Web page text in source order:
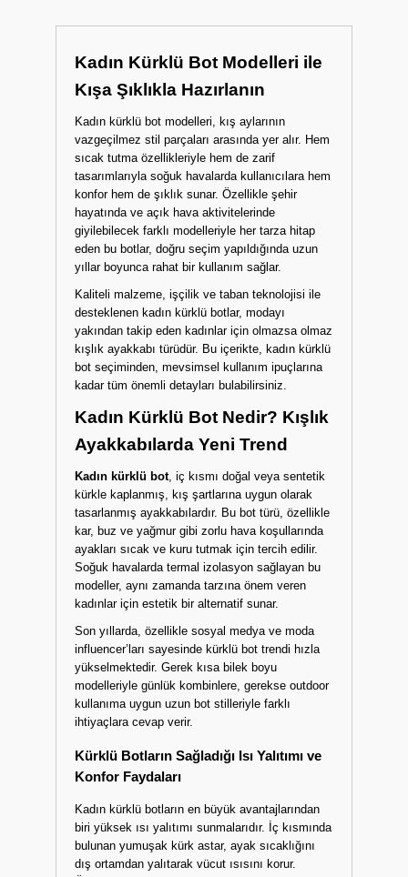
Kadın Kürklü Bot Modelleri ile
Kışa Şıklıkla Hazırlanın
Kadın kürklü bot modelleri, kış aylarının
vazgeçilmez stil parçaları arasında yer alır. Hem
sıcak tutma özellikleriyle hem de zarif
tasarımlarıyla soğuk havalarda kullanıcılara hem
konfor hem de şıklık sunar. Özellikle şehir
hayatında ve açık hava aktivitelerinde
giyilebilecek farklı modelleriyle her tarza hitap
eden bu botlar, doğru seçim yapıldığında uzun
yıllar boyunca rahat bir kullanım sağlar.
Kaliteli malzeme, işçilik ve taban teknolojisi ile
desteklenen kadın kürklü botlar, modayı
yakından takip eden kadınlar için olmazsa olmaz
kışlık ayakkabı türüdür. Bu içerikte, kadın kürklü
bot seçiminden, mevsimsel kullanım ipuçlarına
kadar tüm önemli detayları bulabilirsiniz.
Kadın Kürklü Bot Nedir? Kışlık
Ayakkabılarda Yeni Trend
Kadın kürklü bot, iç kısmı doğal veya sentetik
kürkle kaplanmış, kış şartlarına uygun olarak
tasarlanmış ayakkabılardır. Bu bot türü, özellikle
kar, buz ve yağmur gibi zorlu hava koşullarında
ayakları sıcak ve kuru tutmak için tercih edilir.
Soğuk havalarda termal izolasyon sağlayan bu
modeller, aynı zamanda tarzına önem veren
kadınlar için estetik bir alternatif sunar.
Son yıllarda, özellikle sosyal medya ve moda
influencer’ları sayesinde kürklü bot trendi hızla
yükselmektedir. Gerek kısa bilek boyu
modelleriyle günlük kombinlere, gerekse outdoor
kullanıma uygun uzun bot stilleriyle farklı
ihtiyaçlara cevap verir.
Kürklü Botların Sağladığı Isı Yalıtımı ve
Konfor Faydaları
Kadın kürklü botların en büyük avantajlarından
biri yüksek ısı yalıtımı sunmalarıdır. İç kısmında
bulunan yumuşak kürk astar, ayak sıcaklığını
dış ortamdan yalıtarak vücut ısısını korur.